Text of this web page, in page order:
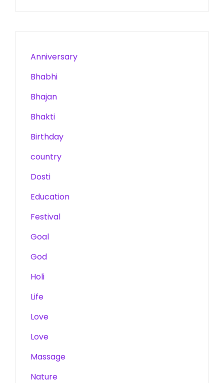
Anniversary
Bhabhi
Bhajan
Bhakti
Birthday
country
Dosti
Education
Festival
Goal
God
Holi
Life
Love
Love
Massage
Nature